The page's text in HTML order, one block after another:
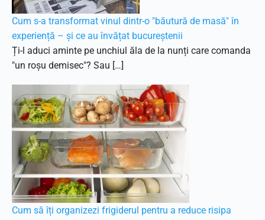
Cum s-a transformat vinul dintr-o "băutură de masă" în
experiență – și ce au învățat bucureștenii
Ți-l aduci aminte pe unchiul ăla de la nunți care comanda
"un roșu demisec"? Sau […]
Cum să îți organizezi frigiderul pentru a reduce risipa